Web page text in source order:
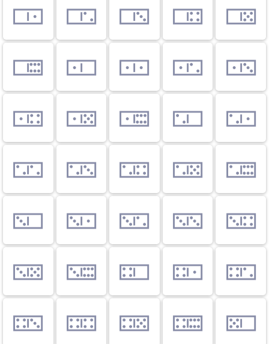
🀲
🀳 🀴 🀵
🀶
🀷
🀸 🀹 🀺
🀻
🀼
🀽 🀾 🀿
🁀
🁁
🁂 🁃 🁄
🁅
🁆
🁇 🁈 🁉
🁊
🁋
🁌 🁍 🁎
🁏
🁐
🁑 🁒 🁓
🁔